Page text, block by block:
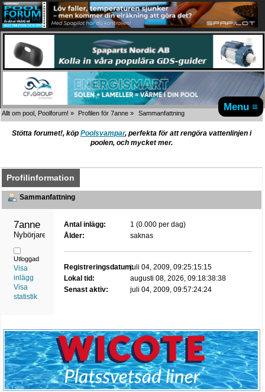
Menu ≡
Allt om pool, Poolforum! » Profilen för 7anne » Sammanfattning
Stötta forumet!, köp Poolsvampar, perfekta för att rengöra vattenlinjen i
poolen, och mycket mer.
Profilinformation
Sammanfattning
7anne
Nybörjare
Utloggad
Visa
inlägg
Visa
statistik
Antal inlägg:
1 (0.000 per dag)
Ålder:
saknas
Registreringsdatum:juli 04, 2009, 09:25:15:15
Lokal tid:
augusti 08, 2026, 09:18:38:38
Senast aktiv:
juli 04, 2009, 09:57:24:24